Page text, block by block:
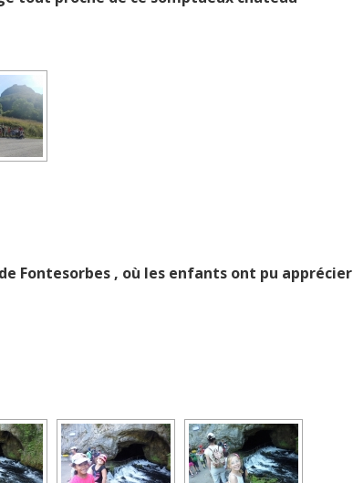
Fontesorbes , où les enfants ont pu apprécier